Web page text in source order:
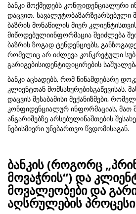
ბანკი მოქმედებს კონფიდენციალური
დაცვით. სავალუტობაზარზეარსებული
ბაზრის მონაწილის მიერ
მიწოდებულიინფორმაცია შეიძლება
ბაზრის ზოგად ტენდენციებს,
რომელიც არ იძლევა კონკრეტული
გარიგებისიდენტიფიცირების
ბანკი აცხადებს, რომ წინამდებარე
კლიენტთან მომსახურებისგაწევისას,
დაცვის შესაბამისი მექანიზმები,
კონფიდენციალურ ინფორმაციას, მათ
ანგარიშებზე არსებულინაშთების
ნებისმიერი უნებართვო წვდომისაგან.
ბანკის (როგორც
მოვაჭრის“) და
მოვალეობები და
აღსრულების პროცესი